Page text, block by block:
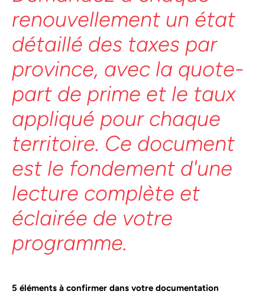
renouvellement un état
détaillé des taxes par
province, avec la quote-
part de prime et le taux
appliqué pour chaque
territoire. Ce document
est le fondement d'une
lecture complète et
éclairée de votre
programme.
5 éléments à confirmer dans votre documentation